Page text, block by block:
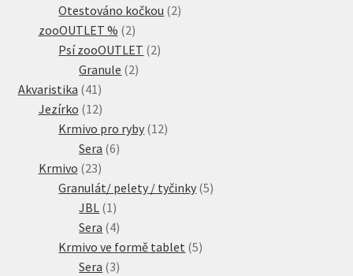
produkty
Otestováno kočkou 22
zooOUTLET % 22
produkty
Psí zooOUTLET 22
Granule 22
Akvaristika 41 41
produktů
Jezírko 1212
produktů
Krmivo pro ryby 1212
Sera 66
Krmivo 2323
produktů
Granulát/ pelety / tyčinky 55
JBL 1 1
produkt
Sera 44
produkty
Krmivo ve formě tablet 55
Sera 33